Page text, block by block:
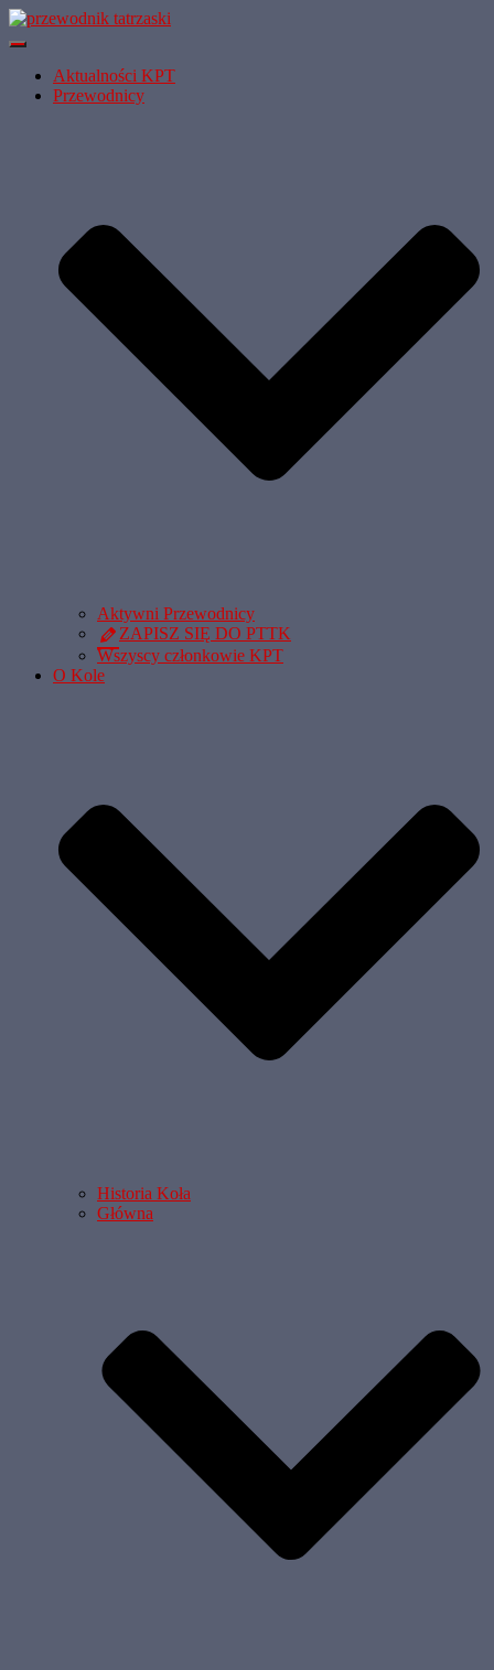
Przełącz
NawigacjęAktualności KPT
Przewodnicy
Aktywni Przewodnicy
ZAPISZ SIĘ DO PTTK
Wszyscy członkowie KPT
O Kole
Historia Koła
Główna